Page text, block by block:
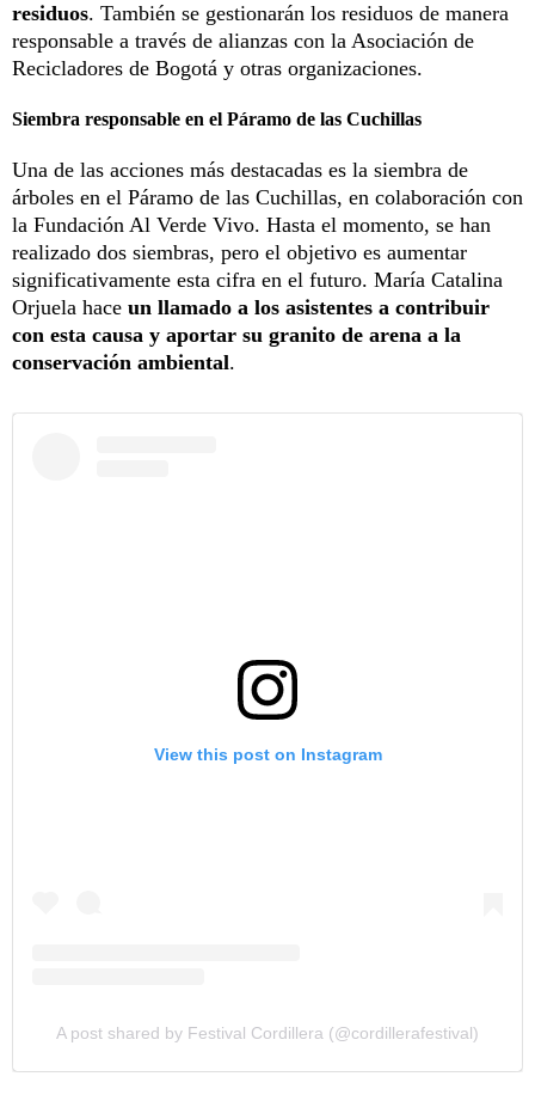
residuos. También se gestionarán los residuos de manera
responsable a través de alianzas con la Asociación de
Recicladores de Bogotá y otras organizaciones.
Siembra responsable en el Páramo de las Cuchillas
Una de las acciones más destacadas es la siembra de
árboles en el Páramo de las Cuchillas, en colaboración con
la Fundación Al Verde Vivo. Hasta el momento, se han
realizado dos siembras, pero el objetivo es aumentar
significativamente esta cifra en el futuro. María Catalina
Orjuela hace un llamado a los asistentes a contribuir
con esta causa y aportar su granito de arena a la
conservación ambiental.
View this post on Instagram
A post shared by Festival Cordillera (@cordillerafestival)